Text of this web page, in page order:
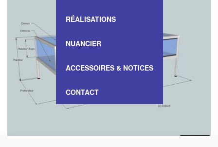
RÉALISATIONS
NUANCIER
ACCESSOIRES & NOTICES
CONTACT